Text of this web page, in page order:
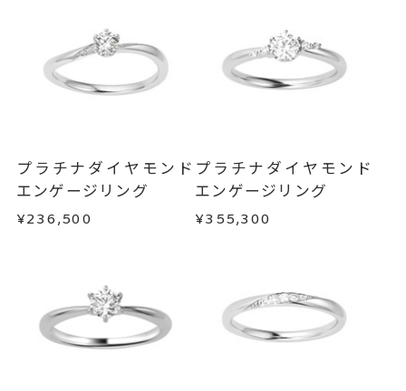
料金を頂戴しております。
サイズ直し #7以上 は±1まで可、
#6.5以下は不可
カテゴリー
婚約指輪(エンゲージリング)
刻印サービス対象商品
インサイドストーン 可
刻印文字数
サイズ#4.5までは、5文字まで。
サイズ#5以上は、16文字まで刻印
メンバーシップ未登録のお客さまは、お問い合
わせフォームよりご連絡ください。
返品・交換以下の場合、商品の返品・交換・返金
・受注生産の商品
・お客さまのお手元で傷や汚れが発生した商品
・到着後ご連絡無く7日以上経過した商品
・刻印をお入れした商品
商品の品質には万全を期しておりますが、万が一
不良品の場合、またはご注文のお品と異なる場合
プラチナダイヤモンド
エンゲージリング
¥236,500
プラチナダイヤモンド
エンゲージリング
¥355,300